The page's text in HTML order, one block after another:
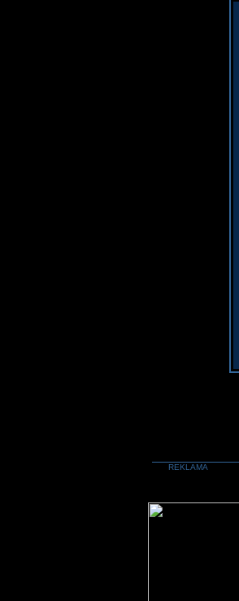
REKLAMA